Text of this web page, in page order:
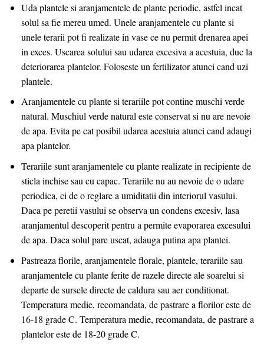
Uda plantele si aranjamentele de plante periodic, astfel incat
solul sa fie mereu umed. Unele aranjamentele cu plante si
unele terarii pot fi realizate in vase ce nu permit drenarea apei
in exces. Uscarea solului sau udarea excesiva a acestuia, duc la
deteriorarea plantelor. Foloseste un fertilizator atunci cand uzi
plantele.
Aranjamentele cu plante si terariile pot contine muschi verde
natural. Muschiul verde natural este conservat si nu are nevoie
de apa. Evita pe cat posibil udarea acestuia atunci cand adaugi
apa plantelor.
Terariile sunt aranjamentele cu plante realizate in recipiente de
sticla inchise sau cu capac. Terariile nu au nevoie de o udare
periodica, ci de o reglare a umiditatii din interiorul vasului.
Daca pe peretii vasului se observa un condens excesiv, lasa
aranjamentul descoperit pentru a permite evaporarea excesului
de apa. Daca solul pare uscat, adauga putina apa plantei.
Pastreaza florile, aranjamentele florale, plantele, terariile sau
aranjamentele cu plante ferite de razele directe ale soarelui si
departe de sursele directe de caldura sau aer conditionat.
Temperatura medie, recomandata, de pastrare a florilor este de
16-18 grade C. Temperatura medie, recomandata, de pastrare a
plantelor este de 18-20 grade C.